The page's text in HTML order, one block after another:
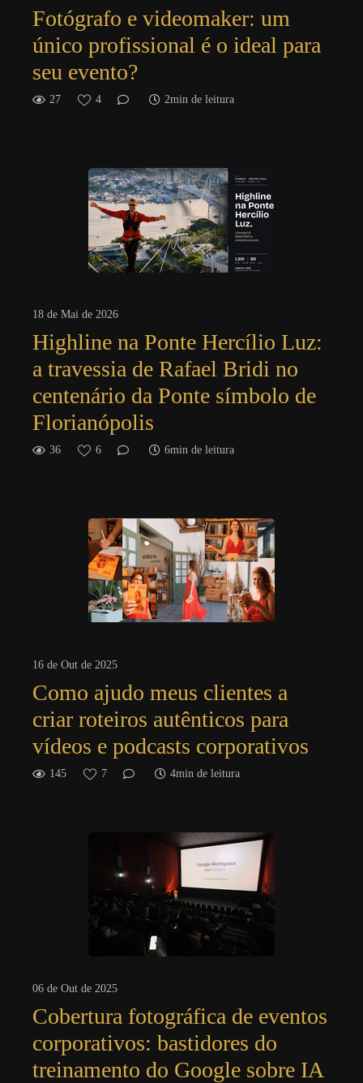
Fotógrafo e videomaker: um
único profissional é o ideal para
seu evento?
27 4 2min de leitura
18 de Mai de 2026
Highline na Ponte Hercílio Luz:
a travessia de Rafael Bridi no
centenário da Ponte símbolo de
Florianópolis
36 6 6min de leitura
16 de Out de 2025
Como ajudo meus clientes a
criar roteiros autênticos para
vídeos e podcasts corporativos
145 7 4min de leitura
06 de Out de 2025
Cobertura fotográfica de eventos
corporativos: bastidores do
treinamento do Google sobre IA